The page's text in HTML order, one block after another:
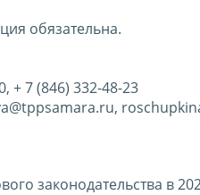
обязательна.
+ 7 (846) 332-48-23
законодательства в